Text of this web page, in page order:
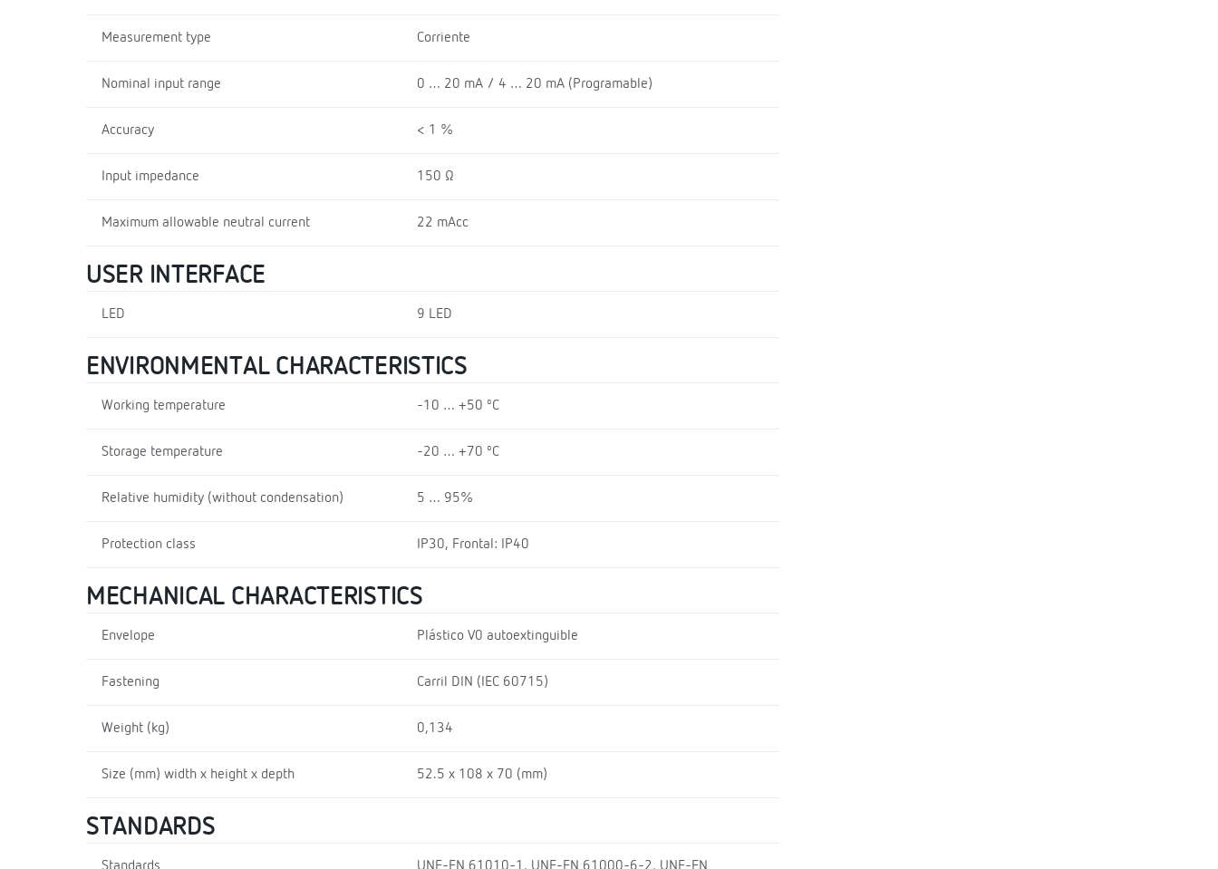
Measurement type Corriente
Nominal input range 0 … 20 mA / 4 … 20 mA (Programable)
Accuracy < 1 %
Input impedance 150 Ω
Maximum allowable neutral current 22 mAcc
USER INTERFACE
LED 9 LED
ENVIRONMENTAL CHARACTERISTICS
Working temperature -10 … +50 ºC
Storage temperature -20 … +70 ºC
Relative humidity (without condensation) 5 … 95%
Protection class IP30, Frontal: IP40
MECHANICAL CHARACTERISTICS
Envelope Plástico V0 autoextinguible
Fastening Carril DIN (IEC 60715)
Weight (kg) 0,134
Size (mm) width x height x depth 52.5 x 108 x 70 (mm)
STANDARDS
Standards UNE-EN 61010-1, UNE-EN 61000-6-2, UNE-EN